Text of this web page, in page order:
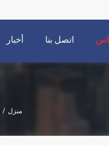
أخبار اتصل بنا
منزل /